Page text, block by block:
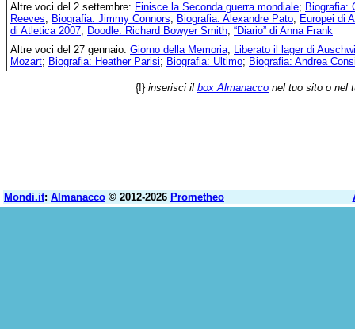
Altre voci del 2 settembre: Finisce la Seconda guerra mondiale; Biografia:
Reeves; Biografia: Jimmy Connors; Biografia: Alexandre Pato; Europei di
di Atletica 2007; Doodle: Richard Bowyer Smith; “Diario” di Anna Frank
Altre voci del 27 gennaio: Giorno della Memoria; Liberato il lager di
Mozart; Biografia: Heather Parisi; Biografia: Ultimo; Biografia: Andrea
{!} inserisci il box Almanacco nel tuo sito o nel
Mondi.it: Almanacco © 2012-2026 Prometheo